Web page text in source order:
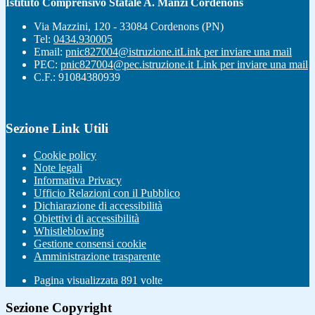
Via Mazzini, 120 - 33084 Cordenons (PN)
Tel: 0434.930005
Email: pnic827004@istruzione.itLink per inviare una mail
PEC: pnic827004@pec.istruzione.it Link per inviare una mail
C.F.: 91084380939
Sezione Link Utili
Cookie policy
Note legali
Informativa Privacy
Ufficio Relazioni con il Pubblico
Dichiarazione di accessibilità
Obiettivi di accessibilità
Whistleblowing
Gestione consensi cookie
Amministrazione trasparente
Pagina visualizzata 891 volte
Sezione Copyright